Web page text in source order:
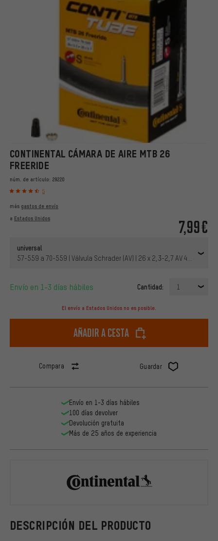
CONTINENTAL CÁMARA DE AIRE MTB 26
FREERIDE
núm. de artículo: 29220
5
7,99€
más gastos de envío
a Estados Unidos
universal
57-559 a 70-559 | Válvula Schrader (AV) | 26 x 2,3-2,7 AV 40 mm | 40
Envío en 1-3 días hábiles Cantidad: 1
El envío a Estados Unidos no es posible.
Añadir a cesta
Compara Guardar
DESCRIPCIÓN DEL PRODUCTO
Envío en 1-3 días hábiles
100 días devolver
Devolución gratuita
Más de 25 años de experiencia